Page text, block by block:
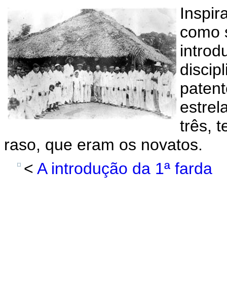
como
três,
raso, que eram os novatos.
< A introdução da 1ª farda